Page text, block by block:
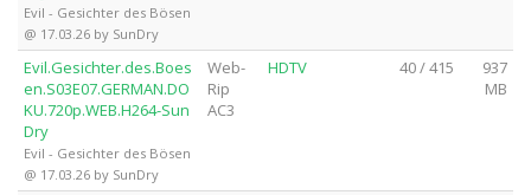
Evil - Gesichter des Bösen
@ 17.03.26 by SunDry
Evil.Gesichter.des.Boes
en.S03E07.GERMAN.DO
KU.720p.WEB.H264-Sun
Dry
Evil - Gesichter des Bösen
@ 17.03.26 by SunDry
Web-
Rip
AC3
HDTV 40 / 415
937
MB